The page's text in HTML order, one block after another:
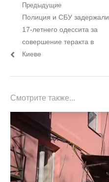
Навигация
записям
Предыдущие
Предыдущий
пост:
Полиция и СБУ задержали
17-летнего одессита за
совершение теракта в
Киеве
Смотрите также...